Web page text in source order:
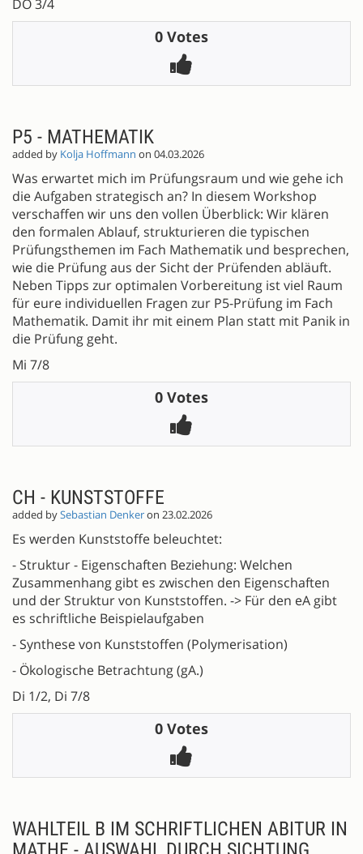
DO 3/4
0 Votes
P5 - MATHEMATIK
added by Kolja Hoffmann on 04.03.2026
Was erwartet mich im Prüfungsraum und wie gehe ich
die Aufgaben strategisch an? In diesem Workshop
verschaffen wir uns den vollen Überblick: Wir klären
den formalen Ablauf, strukturieren die typischen
Prüfungsthemen im Fach Mathematik und besprechen,
wie die Prüfung aus der Sicht der Prüfenden abläuft.
Neben Tipps zur optimalen Vorbereitung ist viel Raum
für eure individuellen Fragen zur P5-Prüfung im Fach
Mathematik. Damit ihr mit einem Plan statt mit Panik in
die Prüfung geht.
Mi 7/8
0 Votes
CH - KUNSTSTOFFE
added bySebastian Denkeron 23.02.2026
Es werden Kunststoffe beleuchtet:
- Struktur - Eigenschaften Beziehung: Welchen
Zusammenhang gibt es zwischen den Eigenschaften
und der Struktur von Kunststoffen. -> Für den eA gibt
es schriftliche Beispielaufgaben
- Synthese von Kunststoffen (Polymerisation)
- Ökologische Betrachtung (gA.)
Di 1/2, Di 7/8
0 Votes
WAHLTEIL B IM SCHRIFTLICHEN ABITUR IN